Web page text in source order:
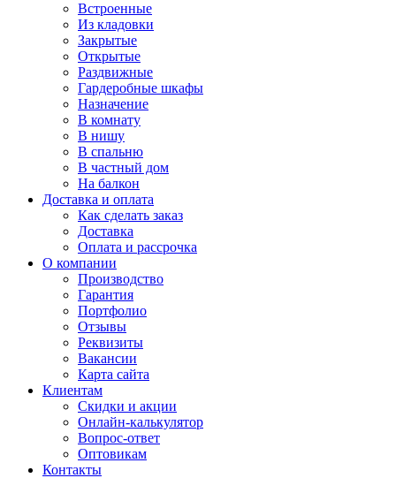
Встроенные
Из кладовки
Закрытые
Открытые
Раздвижные
Гардеробные шкафы
Назначение
В комнату
В нишу
В спальню
В частный дом
На балкон
Доставка и оплата
Как сделать заказ
Доставка
Оплата и рассрочка
О компании
Производство
Гарантия
Портфолио
Отзывы
Реквизиты
Вакансии
Карта сайта
Клиентам
Скидки и акции
Онлайн-калькулятор
Вопрос-ответ
Оптовикам
Контакты